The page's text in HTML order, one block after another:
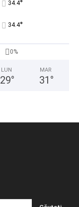
34.4°
34.4°
0%
LUN
29°
MAR
31 °